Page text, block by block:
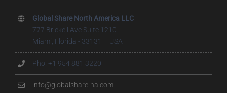
Global Share North America LLC
777 Brickell Ave Suite 1210
Miami, Florida - 33131 – USA
Pho. +1 954 881 3220
info@globalshare-na.com